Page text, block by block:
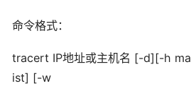
命令格式：
tracert IP地址或主机名 [-d][-h
ist] [-w